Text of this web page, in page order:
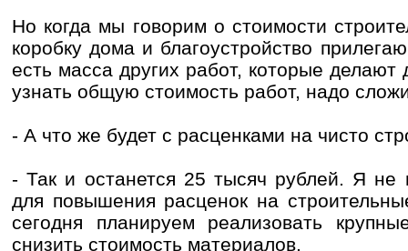
Но когда мы говорим о стоимости
коробку дома и благоустройство
есть масса других работ, которые делают
узнать общую стоимость работ, надо
- А что же будет с расценками на чисто
- Так и останется 25 тысяч рублей. Я не
для повышения расценок на
сегодня планируем реализовать
снизить стоимость материалов.